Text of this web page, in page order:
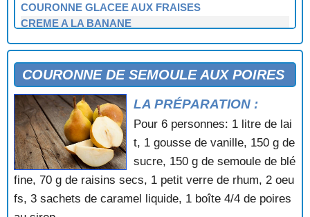
COURONNE GLACEE AUX FRAISES
CREME A LA BANANE
CREME AMANDES ET CHOCOLAT
CREME ANGLAISE AU CHOCOLAT
CREME AU BEURRE A LA VANILLE
CREME AU BEURRE AU CAFE
CREME AU BEURRE AU CHOCOLAT
CREME AU CAFE
CREME AU CHOCOLAT
CREME AU CHOCOLAT ET AUX AMANDES
CREME AU CHOCOLAT ET AUX MANDARINES
CREME AU CITRON
COURONNE DE SEMOULE AUX POIRES
LA PRÉPARATION :
Pour 6 personnes: 1 litre de lai
t, 1 gousse de vanille, 150 g de
sucre, 150 g de semoule de blé
fine, 70 g de raisins secs, 1 petit verre de rhum, 2 oeu
fs, 3 sachets de caramel liquide, 1 boîte 4/4 de poires